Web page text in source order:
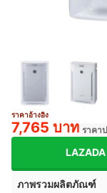
ราคาอ้างอิง
7,765 บาท ราคา
LAZADA
ภาพรวมผลิตภัณฑ์